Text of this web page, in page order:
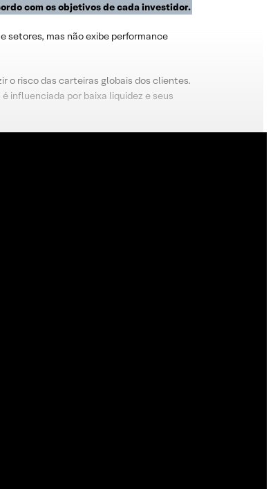
com os objetivos de cada investidor.
setores, mas não exibe performance
o risco das carteiras globais dos clientes.
influenciada por baixa liquidez e seus